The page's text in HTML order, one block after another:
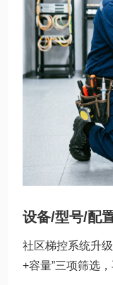
设备/型号/配
社区梯控系统升
+容量”三项筛选